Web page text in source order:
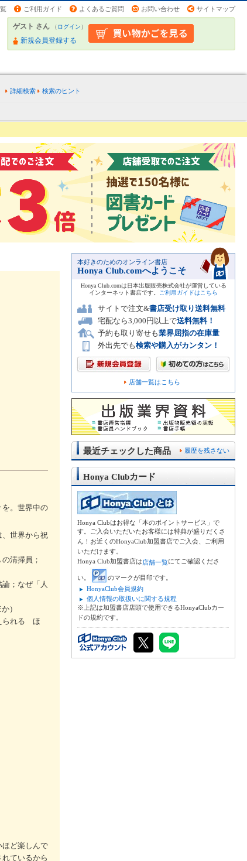
ご利用ガイド よくあるご質問 お問い合わせ サイトマップ
ゲスト さん （ログイン）
新規会員登録する
詳細検索 検索のヒント
を。世界中の
世界から祝
清掃員；
；なぜ「人
）
られる ほ
ほど楽しんで
ているから
本好きのためのオンライン書店
Honya Club.comへようこそ
Honya Club.comは日本出版販売株式会社が運営している
インターネット書店です。
ご利用ガイドはこちら
サイトで注文&書店受け取り送料無料
宅配なら3,000円以上で送料無料！
予約も取り寄せも業界屈指の在庫量
外出先でも検索や購入がカンタン！
店舗一覧はこちら
履歴を残さない
最近チェックした商品
Honya Clubカード
Honya Clubはお得な「本のポイントサービス」で
す。ご入会いただいたお客様には特典が盛りだくさ
ん！お近くのHonyaClub加盟書店でご入会、ご利用
いただけます。
Honya Club加盟書店は店舗一覧にてご確認くださ
い。
のマークが目印です。
HonyaClub会員規約
個人情報の取扱いに関する規程
※上記は加盟書店店頭で使用できるHonyaClubカー
ドの規約です。